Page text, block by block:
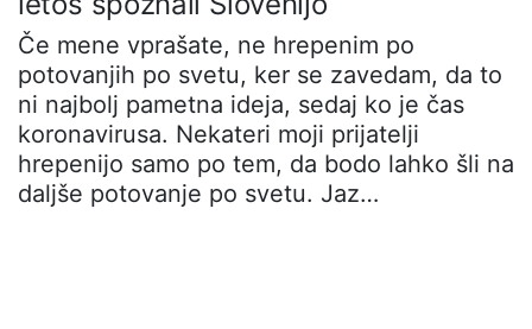
Če mene vprašate, ne hrepenim po
potovanjih po svetu, ker se zavedam, da to
ni najbolj pametna ideja, sedaj ko je čas
koronavirusa. Nekateri moji prijatelji
hrepenijo samo po tem, da bodo lahko šli na
daljše potovanje po svetu. Jaz…